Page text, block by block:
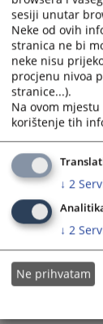
Žalbe na
Medijacija
Akti suda
Sudije suda
Dodatne sudije
Stručni
Službenici i
Bivše sudije i
Organizaciona
sesiji unutar
Neke od ovih
stranica ne bi
neke nisu
procjenu nivoa
stranice...).
Na ovom
korištenje tih
↓ 2
↓ 2
Ne prihvatam